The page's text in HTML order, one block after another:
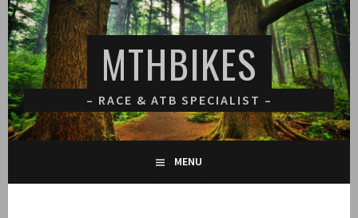
Spring
naar
inhoud
MTHBIKES
– RACE & ATB SPECIALIST –
MENU